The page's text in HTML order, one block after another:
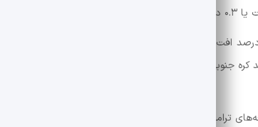
در همین حال نفت خام شاخص دابلیوتی‌آی آمریکا با ۲۷ سنت یا ۰.۴ درصد
مانند کره جنوبی و ژاپن، همچنین صادرکنندگان کوچک‌تر به این
۱۰۰ درصد قطعی نیست. تعرفه‌های ترامپ سبب ایجاد ابهام در بازار و